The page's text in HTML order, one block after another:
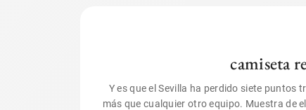
camiseta
Y es que el Sevilla ha perdido siete
más que cualquier otro equipo. Muestra de